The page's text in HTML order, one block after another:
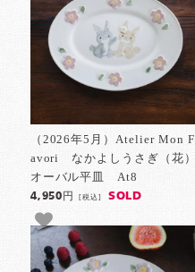
（2026年5月）Atelier Mon F
avori なかよしうさぎ（花）
オーバル平皿 At8
4,950円[税込] SOLD